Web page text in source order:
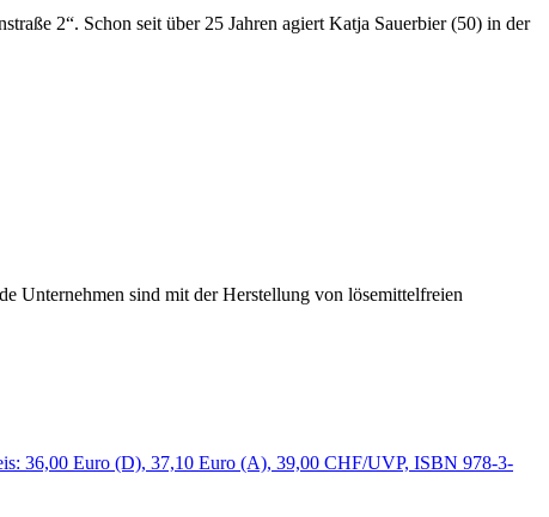
2“. Schon seit über 25 Jahren agiert Katja Sauerbier (50) in der
Unternehmen sind mit der Herstellung von lösemittelfreien